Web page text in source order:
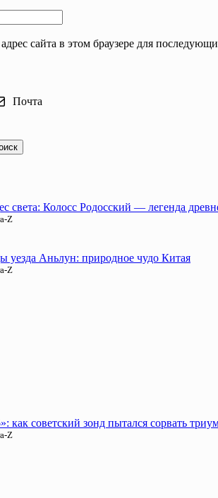
сайта в этом браузере для
Почта
света: Колосс Родосский — легенда
Z
уезда Аньлун: природное чудо Китая
Z
как советский зонд пытался сорвать
Z